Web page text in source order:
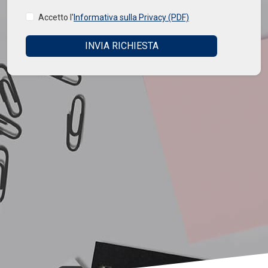
Accetto l' Informativa sulla Privacy (PDF)